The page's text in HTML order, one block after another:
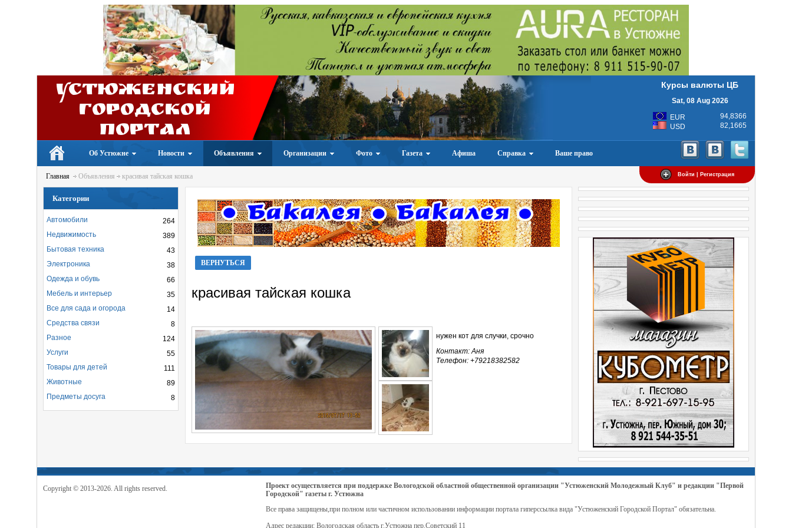
Устюженский
Городской
портал
Курсы валюты ЦБ
Sat, 08 Aug 2026
EUR
94,8366
USD
82,1665
Об Устюжне Новости Объявления Организации Фото Газета Афиша Справка Ваше право
Войти | Регистрация
Главная Объявления красивая тайская кошка
ВЕРНУТЬСЯ
красивая тайская кошка
нужен кот для случки, срочно
Контакт: Аня
Телефон: +79218382582
Категории
264
Автомобили
389
Недвижимость
43
Бытовая техника
38
Электроника
66
Одежда и обувь
35
Мебель и интерьер
14
Все для сада и огорода
8
Средства связи
124
Разное
55
Услуги
111
Товары для детей
89
Животные
8
Предметы досуга
Copyright © 2013-2026. All rights reserved.
Проект осуществляется при поддержке Вологодской областной общественной организации "Устюженский Молодежный Клуб" и редакции "Первой
Городской" газеты г. Устюжна
Все права защищены,при полном или частичном использовании информации портала гиперссылка вида "Устюженский Городской Портал" обязательна.
Адрес редакции: Вологодская область г.Устюжна пер.Советский 11